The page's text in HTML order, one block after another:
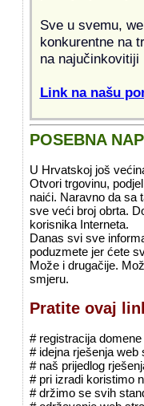
Sve u svemu,
konkurentne na
na najučinkovitiji
Link na našu
POSEBNA
U Hrvatskoj još
Otvori trgovinu,
naići. Naravno da sa
sve veći broj obrta.
korisnika Interneta.
Danas svi sve
poduzmete jer ćete
Može i drugačije.
smjeru.
Pratite ovaj
# registracija
# idejna rješenja web
# naš prijedlog
# pri izradi koristimo
# držimo se svih